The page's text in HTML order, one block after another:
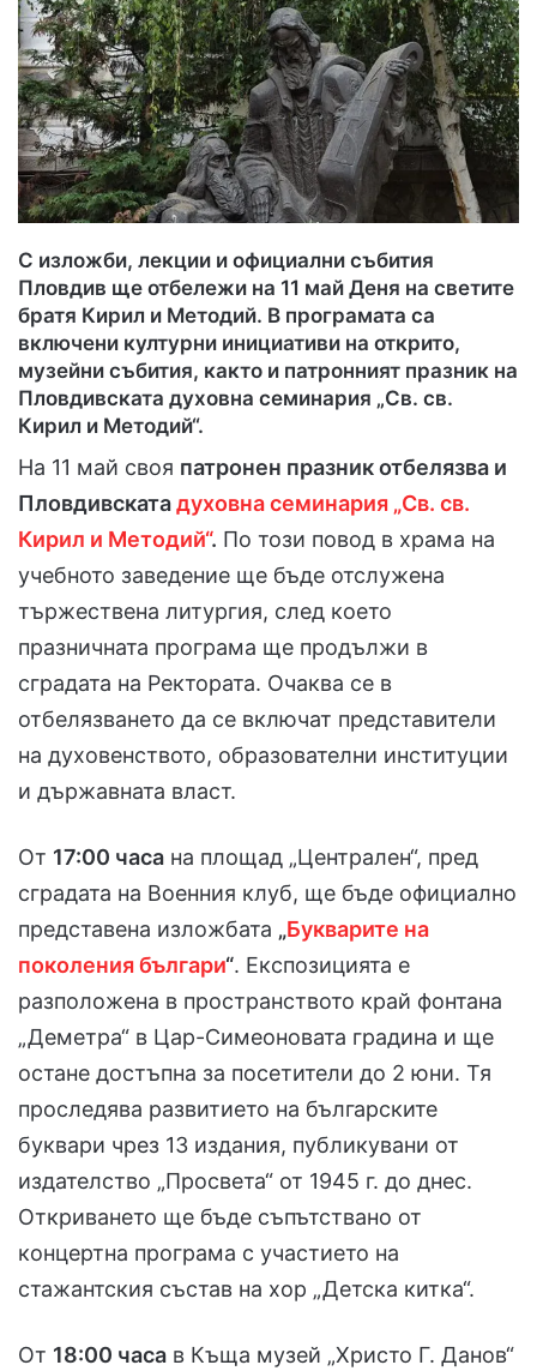
С изложби, лекции и официални събития
Пловдив ще отбележи на 11 май Деня на светите
братя Кирил и Методий. В програмата са
включени културни инициативи на открито,
музейни събития, както и патронният празник на
Пловдивската духовна семинария „Св. св.
Кирил и Методий“.
На 11 май своя патронен празник отбелязва и
Пловдивскатадуховна семинария „Св. св.
Кирил и Методий“. По този повод в храма на
учебното заведение ще бъде отслужена
тържествена литургия, след което
празничната програма ще продължи в
сградата на Ректората. Очаква се в
отбелязването да се включат представители
на духовенството, образователни институции
и държавната власт.
От 17:00 часа на площад „Централен“, пред
сградата на Военния клуб, ще бъде официално
представена изложбата „Букварите на
поколения българи“. Експозицията е
разположена в пространството край фонтана
„Деметра“ в Цар-Симеоновата градина и ще
остане достъпна за посетители до 2 юни. Тя
проследява развитието на българските
буквари чрез 13 издания, публикувани от
издателство „Просвета“ от 1945 г. до днес.
Откриването ще бъде съпътствано от
концертна програма с участието на
стажантския състав на хор „Детска китка“.
От 18:00 часа в Къща музей „Христо Г. Данов“